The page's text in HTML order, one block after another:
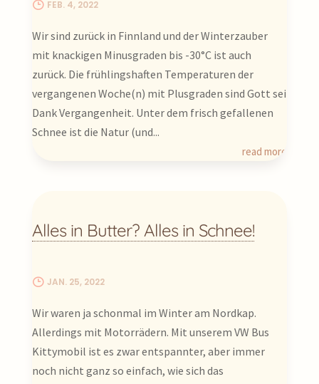
FEB. 4, 2022
Wir sind zurück in Finnland und der Winterzauber
mit knackigen Minusgraden bis -30°C ist auch
zurück. Die frühlingshaften Temperaturen der
vergangenen Woche(n) mit Plusgraden sind Gott sei
Dank Vergangenheit. Unter dem frisch gefallenen
Schnee ist die Natur (und...
read more
Alles in Butter? Alles in Schnee!
JAN. 25, 2022
Wir waren ja schonmal im Winter am Nordkap.
Allerdings mit Motorrädern. Mit unserem VW Bus
Kittymobil ist es zwar entspannter, aber immer
noch nicht ganz so einfach, wie sich das